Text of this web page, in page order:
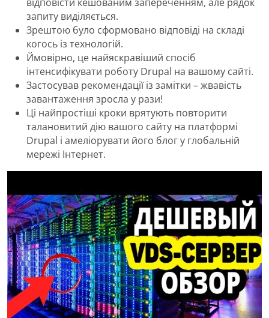
запиту виділяється.
Зрештою було сформовано відповіді на складі
когось із технологій.
Ймовірно, це найяскравіший спосіб
інтенсифікувати роботу Drupal на вашому сайті.
Застосував рекомендації із замітки – жвавість
завантаження зросла у рази!
Ці найпростіші кроки врятують повторити
талановитий дію вашого сайту на платформі
Drupal і амеліорувати його блог у глобальній
мережі Інтернет.